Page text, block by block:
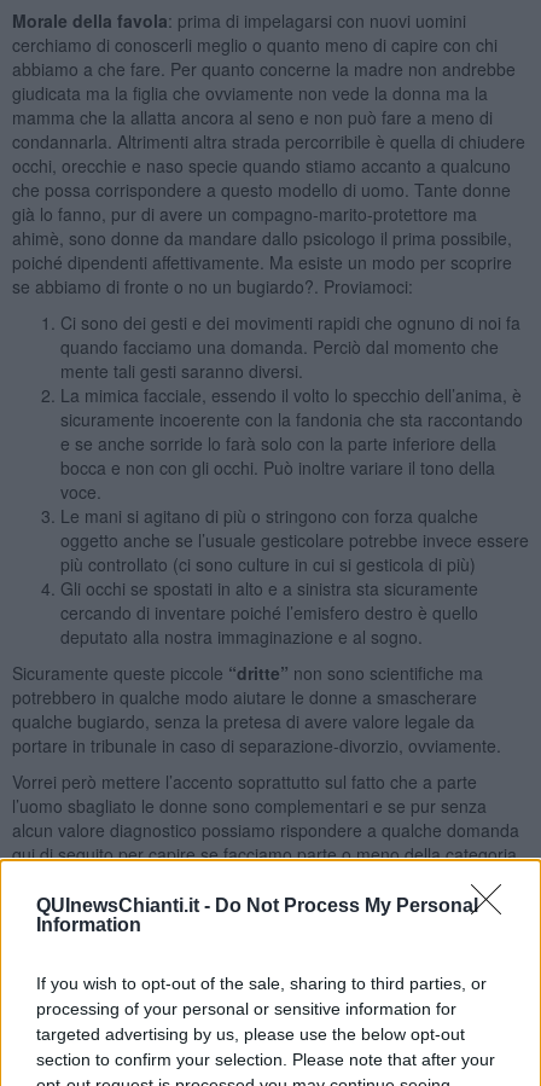
QUInewsChianti.it - Do Not Process My Personal
Information
If you wish to opt-out of the sale, sharing to third parties, or
processing of your personal or sensitive information for
targeted advertising by us, please use the below opt-out
section to confirm your selection. Please note that after your
Morale della favola: prima di impelagarsi con nuovi uomini
cerchiamo di conoscerli meglio o quanto meno di capire con chi
abbiamo a che fare. Per quanto concerne la madre non andrebbe
giudicata ma la figlia che ovviamente non vede la donna ma la
mamma che la allatta ancora al seno e non può fare a meno di
condannarla. Altrimenti altra strada percorribile è quella di chiudere
occhi, orecchie e naso specie quando stiamo accanto a qualcuno
che possa corrispondere a questo modello di uomo. Tante donne
già lo fanno, pur di avere un compagno-marito-protettore ma
ahimè, sono donne da mandare dallo psicologo il prima possibile,
poiché dipendenti affettivamente. Ma esiste un modo per scoprire
se abbiamo di fronte o no un bugiardo?. Proviamoci:
Ci sono dei gesti e dei movimenti rapidi che ognuno di noi fa
quando facciamo una domanda. Perciò dal momento che
mente tali gesti saranno diversi.
La mimica facciale, essendo il volto lo specchio dell’anima, è
sicuramente incoerente con la fandonia che sta raccontando
e se anche sorride lo farà solo con la parte inferiore della
bocca e non con gli occhi. Può inoltre variare il tono della
voce.
Le mani si agitano di più o stringono con forza qualche
oggetto anche se l’usuale gesticolare potrebbe invece essere
più controllato (ci sono culture in cui si gesticola di più)
Gli occhi se spostati in alto e a sinistra sta sicuramente
cercando di inventare poiché l’emisfero destro è quello
deputato alla nostra immaginazione e al sogno.
Sicuramente queste piccole “dritte” non sono scientifiche ma
potrebbero in qualche modo aiutare le donne a smascherare
qualche bugiardo, senza la pretesa di avere valore legale da
portare in tribunale in caso di separazione-divorzio, ovviamente.
Vorrei però mettere l’accento soprattutto sul fatto che a parte
l’uomo sbagliato le donne sono complementari e se pur senza
alcun valore diagnostico possiamo rispondere a qualche domanda
qui di seguito per capire se facciamo parte o meno della categoria
Affettiva: come uscire dalla maledizione di una relazione distruttiva..
o almeno migliorarla”, Franco Nanetti – Ed. Pendragon. Maggiore
dipendenza affettiva.
Buon divertimento!
1. Vi capita di sentirvi attratti in modo quasi magnetico dal partner,
provando per lui/lei un’attrazione sessuale molto intensa? Oppure
vi sentite distanti e poco coinvolti?